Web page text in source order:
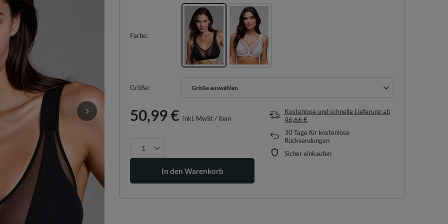
Farbe
Größe Größe auswählen
Größe auswählen
50,99 € inkl. MwSt/ item
In den Warenkorb
Kostenlose und schnelle Lieferungab
46,66 €
30 Tage für kostenlose
Rücksendungen
Sicher einkaufen